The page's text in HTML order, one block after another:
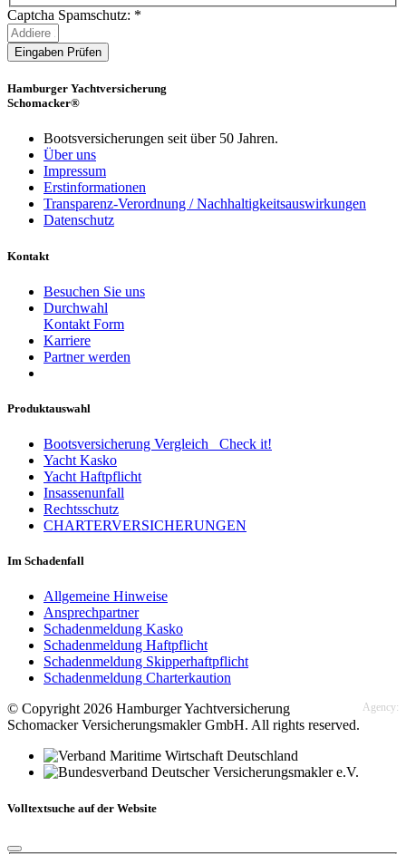
Captcha Spamschutz: *
Eingaben Prüfen
Hamburger Yachtversicherung
Schomacker®
Bootsversicherungen seit über 50 Jahren.
Über uns
Impressum
Erstinformationen
Transparenz-Verordnung / Nachhaltigkeitsauswirkungen
Datenschutz
Kontakt
Besuchen Sie uns
Durchwahl
Kontakt Form
Karriere
Partner werden
Produktauswahl
Bootsversicherung Vergleich Check it!
Yacht Kasko
Yacht Haftpflicht
Insassenunfall
Rechtsschutz
CHARTERVERSICHERUNGEN
Im Schadenfall
Allgemeine Hinweise
Ansprechpartner
Schadenmeldung Kasko
Schadenmeldung Haftpflicht
Schadenmeldung Skipperhaftpflicht
Schadenmeldung Charterkaution
Agency:
© Copyright 2026 Hamburger Yachtversicherung
Schomacker Versicherungsmakler GmbH. All rights reserved.
Volltextsuche auf der Website